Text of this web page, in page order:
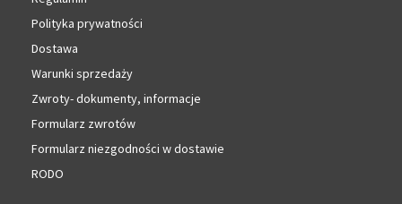
Polityka prywatności
Dostawa
Warunki sprzedaży
Zwroty- dokumenty, informacje
Formularz zwrotów
Formularz niezgodności w dostawie
RODO